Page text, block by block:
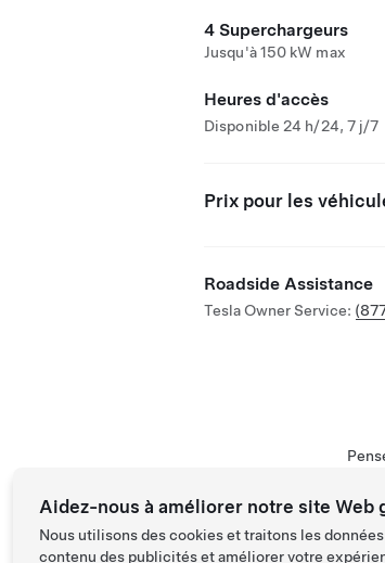
4 Superchargeurs
Jusqu'à 150 kW max
Heures d'accès
Disponible 24 h/24, 7 j/7
Prix pour les
Roadside Assistance
Tesla Owner Service:
Aidez-nous à améliorer notre site Web
Nous utilisons des cookies et traitons les
contenu des publicités et améliorer votre